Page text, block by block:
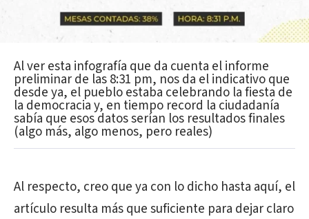
Al ver esta infografía que da cuenta el informe
preliminar de las 8:31 pm, nos da el indicativo que
desde ya, el pueblo estaba celebrando la fiesta de
la democracia y, en tiempo record la ciudadanía
sabía que esos datos serían los resultados finales
(algo más, algo menos, pero reales)
Al respecto, creo que ya con lo dicho hasta aquí, el
artículo resulta más que suficiente para dejar claro